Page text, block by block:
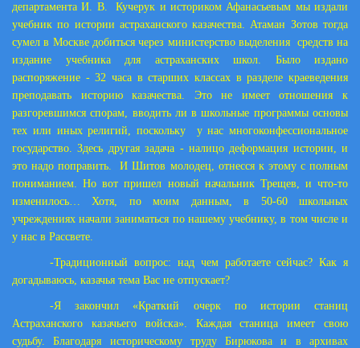
департамента И. В. Кучерук и историком Афанасьевым мы издали
учебник по истории астраханского казачества. Атаман Зотов тогда
сумел в Москве добиться через министерство выделения средств на
издание учебника для астраханских школ. Было издано
распоряжение - 32 часа в старших классах в разделе краеведения
преподавать историю казачества. Это не имеет отношения к
разгоревшимся спорам, вводить ли в школьные программы основы
тех или иных религий, поскольку у нас многоконфессиональное
государство. Здесь другая задача - налицо деформация истории, и
это надо поправить. И Шитов молодец, отнесся к этому с полным
пониманием. Но вот пришел новый начальник Трещев, и что-то
изменилось… Хотя, по моим данным, в 50-60 школьных
учреждениях начали заниматься по нашему учебнику, в том числе и
у нас в Рассвете.
-Традиционный вопрос: над чем работаете сейчас? Как я
догадываюсь, казачья тема Вас не отпускает?
-Я закончил «Краткий очерк по истории станиц
Астраханского казачьего войска». Каждая станица имеет свою
судьбу. Благодаря историческому труду Бирюкова и в архивах